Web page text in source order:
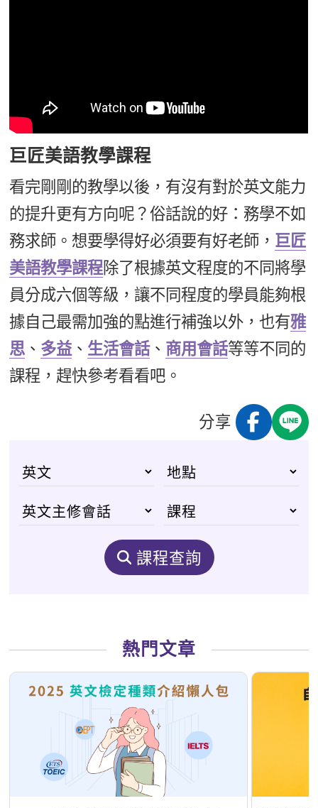
巨匠美語教學課程
看完剛剛的教學以後，有沒有對於英文能力
的提升更有方向呢？俗話說的好：務學不如
務求師。想要學得好必須要有好老師， 巨匠
美語教學課程除了根據英文程度的不同將學
員分成六個等級，讓不同程度的學員能夠根
據自己最需加強的點進行補強以外，也有雅
思 、 多益 、 生活會話、 商用會話等等不同的
課程，趕快參考看看吧。
分享
課程查詢
熱門文章